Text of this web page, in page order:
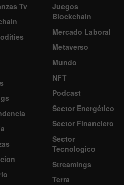
Tv
Juegos
Blockchain
Mercado Laboral
Metaverso
Mundo
NFT
Podcast
Sector Energético
Sector Financiero
Sector
Tecnologico
Streamings
Terra